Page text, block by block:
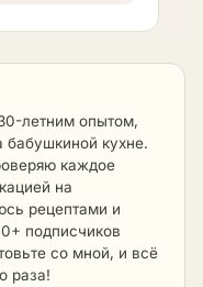
летним опытом,
кухне.
каждое
на
рецептами и
подписчиков
со мной, и всё
раза!